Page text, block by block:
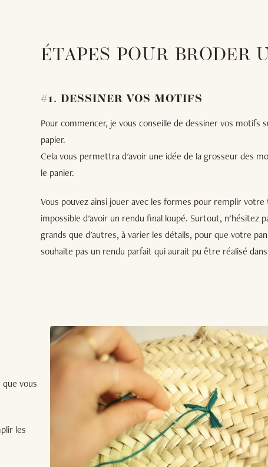
vous
les
ÉTAPES POUR BRODER
#1. DESSINER VOS MOTIFS
Pour commencer, je vous conseille de dessiner vos motifs
papier.
Cela vous permettra d'avoir une idée de la grosseur des
le panier.
Vous pouvez ainsi jouer avec les formes pour remplir
impossible d'avoir un rendu final loupé. Surtout, n'hésitez
grands que d'autres, à varier les détails, pour que votre
souhaite pas un rendu parfait qui aurait pu être réalisé